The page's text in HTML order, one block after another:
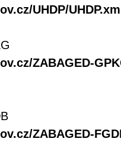
UHDP/
ZABAGED-
ZABAGED-